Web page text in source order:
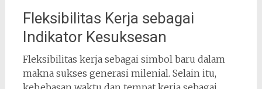
Fleksibilitas Kerja sebagai
Indikator Kesuksesan
Fleksibilitas kerja sebagai simbol baru dalam
makna sukses generasi milenial. Selain itu,